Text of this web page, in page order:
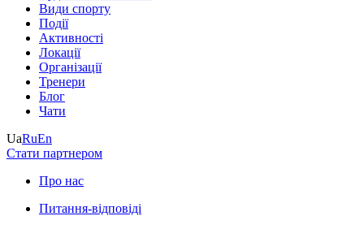
Види спорту
Події
Активності
Локації
Організації
Тренери
Блог
Чати
UaRuEn
Стати партнером
Про нас
Питання-відповіді